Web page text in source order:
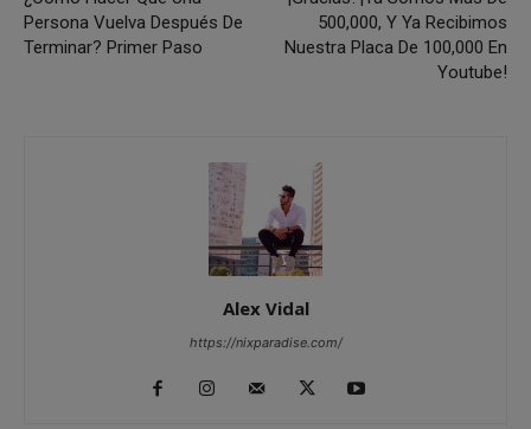
Persona Vuelva Después De
Terminar? Primer Paso
500,000, Y Ya Recibimos
Nuestra Placa De 100,000 En
Youtube!
Alex Vidal
https://nixparadise.com/